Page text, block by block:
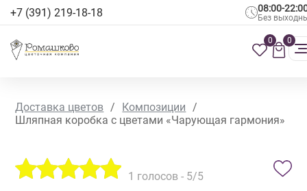
+7 (391) 219-18-18 08:00-
Без
0 0
Доставка цветов / Композиции
/
Шляпная коробка с цветами «Чарующая гармония»
1 голосов - 5/5